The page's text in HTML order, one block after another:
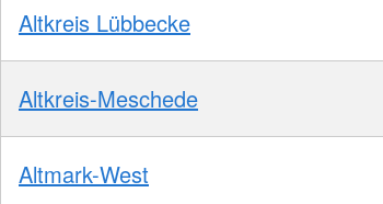
Altkreis Lübbecke
Altkreis-Meschede
Altmark-West